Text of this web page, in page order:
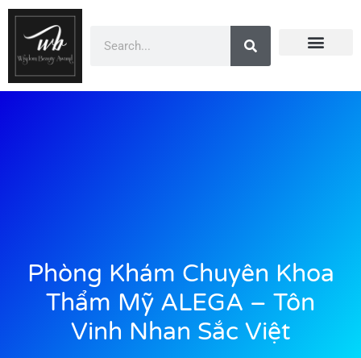
Phòng Khám Chuyên Khoa
Thẩm Mỹ ALEGA – Tôn
Vinh Nhan Sắc Việt